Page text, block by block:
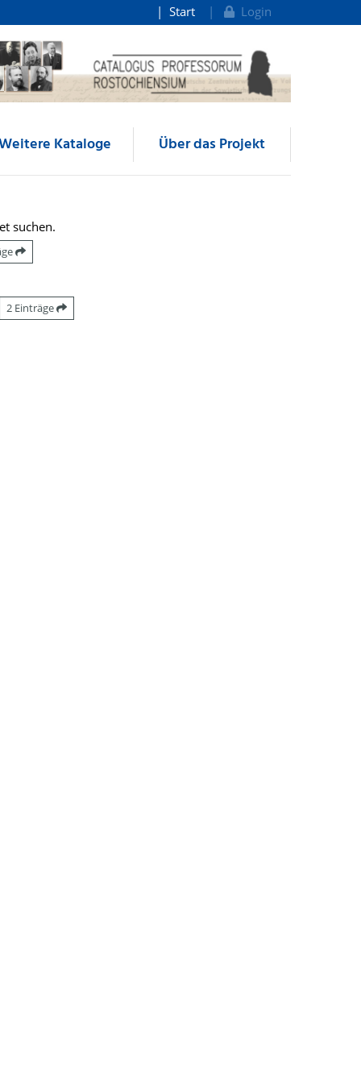
Start Login
Kataloge Über das Projekt
suchen.
2 Einträge